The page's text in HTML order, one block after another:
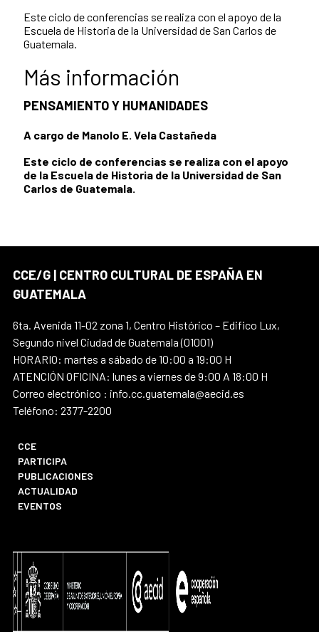
Este ciclo de conferencias se realiza con el apoyo de la
Escuela de Historia de la Universidad de San Carlos de
Guatemala.
Más información
PENSAMIENTO Y HUMANIDADES
A cargo de Manolo E. Vela Castañeda
Este ciclo de conferencias se realiza con el apoyo
de la Escuela de Historia de la Universidad de San
Carlos de Guatemala.
CCE/G | CENTRO CULTURAL DE ESPAÑA EN
GUATEMALA
6ta. Avenida 11-02 zona 1, Centro Histórico – Edifico Lux,
Segundo nivel Ciudad de Guatemala (01001)
HORARIO: martes a sábado de 10:00 a 19:00 H
ATENCIÓN OFICINA: lunes a viernes de 9:00 A 18:00 H
Correo electrónico : info.cc.guatemala@aecid.es
Teléfono: 2377-2200
CCE
PARTICIPA
PUBLICACIONES
ACTUALIDAD
EVENTOS